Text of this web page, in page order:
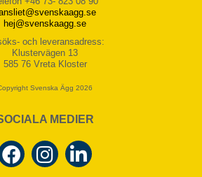
hej@svenskaagg.se
och leveransadress:
Klustervägen 13
585 76 Vreta Kloster
Svenska Ägg 2026
MEDIER